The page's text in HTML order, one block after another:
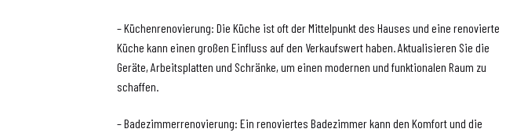
– Küchenrenovierung: Die Küche ist oft der Mittelpunkt des Hauses und eine renovierte
Küche kann einen großen Einfluss auf den Verkaufswert haben. Aktualisieren Sie die
Geräte, Arbeitsplatten und Schränke, um einen modernen und funktionalen Raum zu
schaffen.
– Badezimmerrenovierung: Ein renoviertes Badezimmer kann den Komfort und die